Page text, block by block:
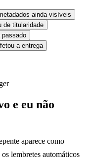
ainda visíveis
de titularidade
passado
a entrega
e eu não
aparece como
lembretes automáticos